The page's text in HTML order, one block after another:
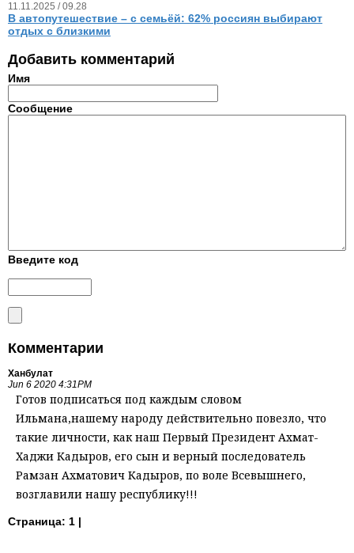
11.11.2025 / 09.28
В автопутешествие – с семьёй: 62% россиян выбирают
отдых с близкими
Добавить комментарий
Имя
Сообщение
Введите код
Комментарии
Ханбулат
Jun 6 2020 4:31PM
Готов подписаться под каждым словом
Ильмана,нашему народу действительно повезло, что
такие личности, как наш Первый Президент Ахмат-
Хаджи Кадыров, его сын и верный последователь
Рамзан Ахматович Кадыров, по воле Всевышнего,
возглавили нашу республику!!!
Страница: 1 |